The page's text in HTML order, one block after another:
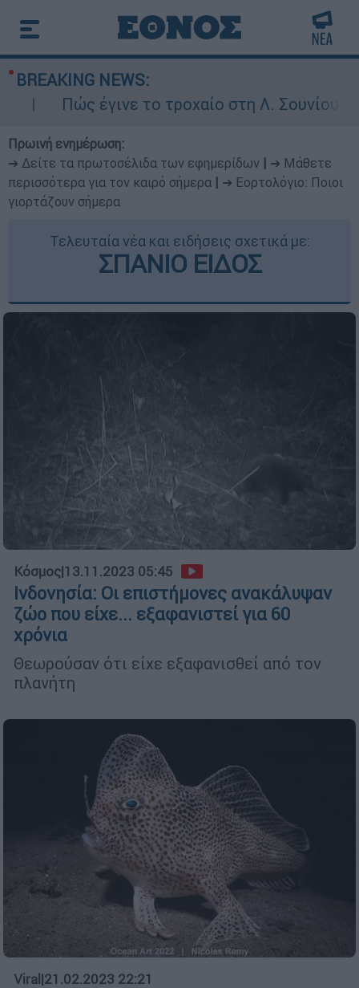
BREAKING NEWS:
Πώς έγινε το τροχαίο στη Λ. Σουνίου:
Πρωινή ενημέρωση:
➔ Δείτε τα πρωτοσέλιδα των εφημερίδων
➔ Μάθετε
περισσότερα για τον καιρό σήμερα
➔ Εορτολόγιο: Ποιοι
γιορτάζουν σήμερα
Τελευταία νέα και ειδήσεις σχετικά με:
ΣΠΑΝΙΟ ΕΙΔΟΣ
Κόσμος|13.11.2023 05:45
Ινδονησία: Οι επιστήμονες ανακάλυψαν
ζώο που είχε... εξαφανιστεί για 60
χρόνια
Θεωρούσαν ότι είχε εξαφανισθεί από τον
πλανήτη
Viral|21.02.2023 22:21